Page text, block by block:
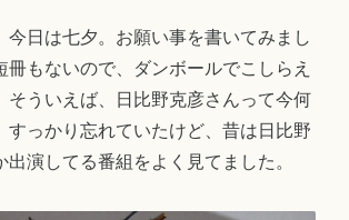
今日は七夕。お願い事を書いてみまし
冊もないので、ダンボールでこしらえ
そういえば、日比野克彦さんって今何
すっかり忘れていたけど、昔は日比野
出演してる番組をよく見てました。